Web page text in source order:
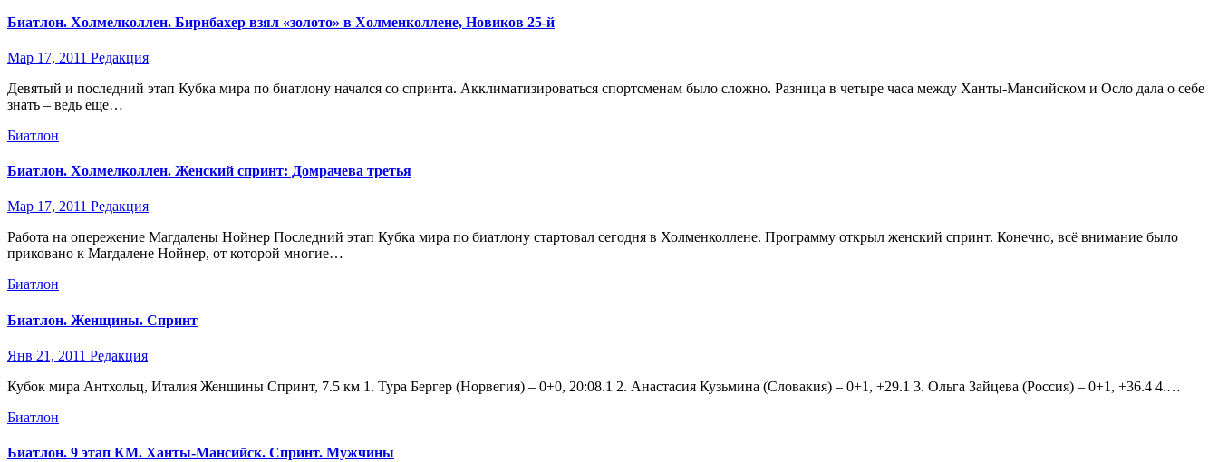
Биатлон. Холмелколлен. Бирнбахер взял «золото» в Холменколлене, Новиков 25-й
Мар 17, 2011 Редакция
Девятый и последний этап Кубка мира по биатлону начался со спринта. Акклиматизироваться спортсменам было сложно. Разница в четыре часа между Ханты-Мансийском и Осло дала о себе
знать – ведь еще…
Биатлон
Биатлон. Холмелколлен. Женский спринт: Домрачева третья
Мар 17, 2011 Редакция
Работа на опережение Магдалены Нойнер Последний этап Кубка мира по биатлону стартовал сегодня в Холменколлене. Программу открыл женский спринт. Конечно, всё внимание было
приковано к Магдалене Нойнер, от которой многие…
Биатлон
Биатлон. Женщины. Спринт
Янв 21, 2011 Редакция
Кубок мира Антхольц, Италия Женщины Спринт, 7.5 км 1. Тура Бергер (Норвегия) – 0+0, 20:08.1 2. Анастасия Кузьмина (Словакия) – 0+1, +29.1 3. Ольга Зайцева (Россия) – 0+1, +36.4 4.…
Биатлон
Биатлон. 9 этап КМ. Ханты-Мансийск. Спринт. Мужчины